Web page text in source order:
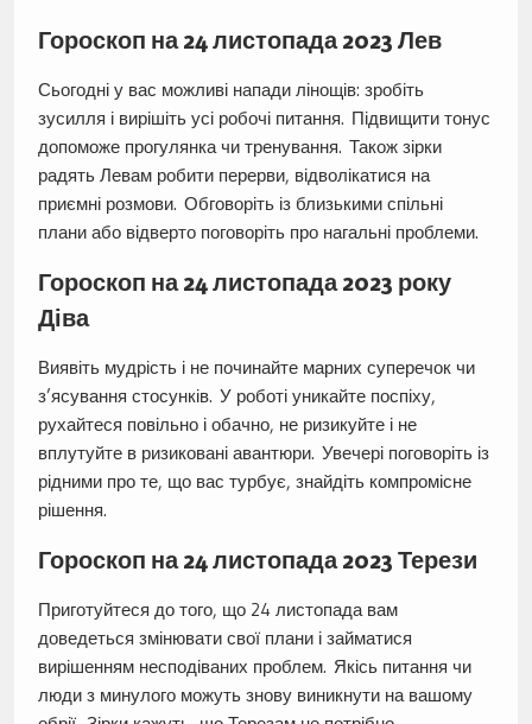
Гороскоп на 24 листопада 2023 Лев
Сьогодні у вас можливі напади лінощів: зробіть
зусилля і вирішіть усі робочі питання. Підвищити тонус
допоможе прогулянка чи тренування. Також зірки
радять Левам робити перерви, відволікатися на
приємні розмови. Обговоріть із близькими спільні
плани або відверто поговоріть про нагальні проблеми.
Гороскоп на 24 листопада 2023 року
Діва
Виявіть мудрість і не починайте марних суперечок чи
з’ясування стосунків. У роботі уникайте поспіху,
рухайтеся повільно і обачно, не ризикуйте і не
вплутуйте в ризиковані авантюри. Увечері поговоріть із
рідними про те, що вас турбує, знайдіть компромісне
рішення.
Гороскоп на 24 листопада 2023 Терези
Приготуйтеся до того, що 24 листопада вам
доведеться змінювати свої плани і займатися
вирішенням несподіваних проблем. Якісь питання чи
люди з минулого можуть знову виникнути на вашому